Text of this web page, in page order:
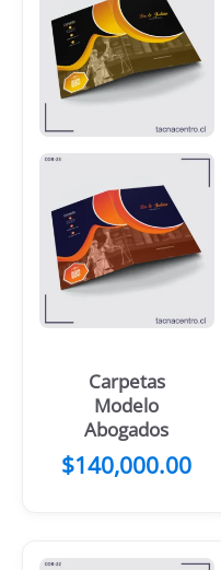
Carpetas
Modelo
Abogados
$140,000.00